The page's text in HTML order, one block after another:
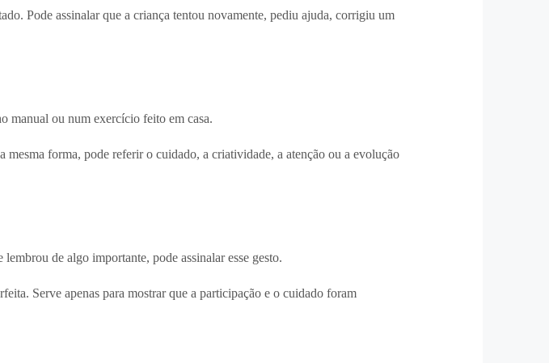
Pode assinalar que a criança tentou novamente, pediu ajuda, corrigiu um
manual ou num exercício feito em casa.
forma, pode referir o cuidado, a criatividade, a atenção ou a evolução
de algo importante, pode assinalar esse gesto.
Serve apenas para mostrar que a participação e o cuidado foram